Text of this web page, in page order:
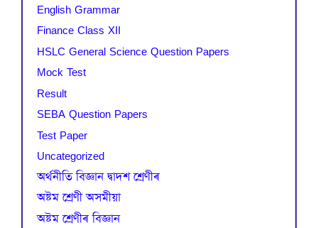
English Grammar
Finance Class XII
HSLC General Science Question Papers
Mock Test
Result
SEBA Question Papers
Test Paper
Uncategorized
অৰ্থনীতি বিজ্ঞান দ্বাদশ শ্ৰেণীৰ
অষ্টম শ্ৰেণী অসমীয়া
অষ্টম শ্ৰেণীৰ বিজ্ঞান